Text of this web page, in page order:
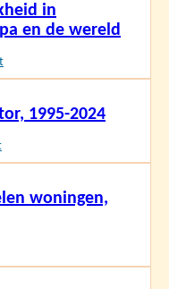
in
en de wereld
1995-2024
woningen,